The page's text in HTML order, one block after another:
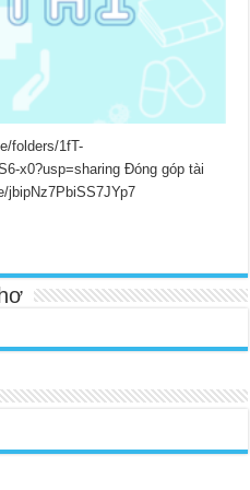
folders/1fT-
x0?usp=sharing Đóng góp tài
jbipNz7PbiSS7JYp7